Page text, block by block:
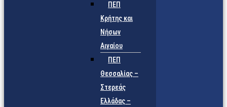
ΠΕΠ
Κρήτης και
Νήσων
Αιγαίου
ΠΕΠ
Θεσσαλίας –
Στερεάς
Ελλάδας –